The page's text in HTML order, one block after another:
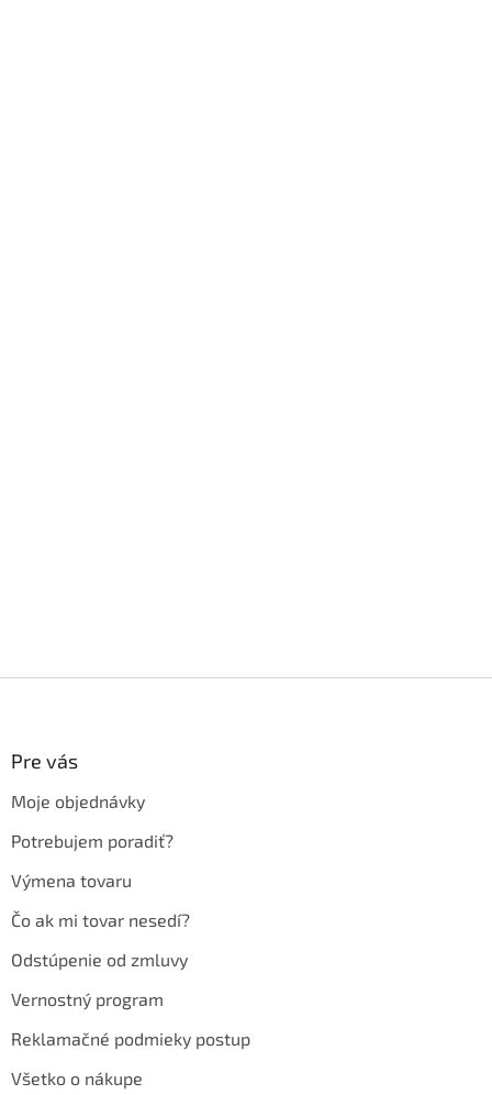
Pre vás
Moje objednávky
Potrebujem poradiť?
Výmena tovaru
Čo ak mi tovar nesedí?
Odstúpenie od zmluvy
Vernostný program
Reklamačné podmieky postup
Všetko o nákupe